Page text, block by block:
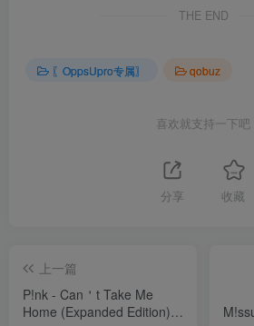
THE END
〖OppsUpro专属〗 qobuz
喜欢就支持一下吧
分享 收藏
上一篇
P!nk - Can＇t Take Me
Home (Expanded Edition)